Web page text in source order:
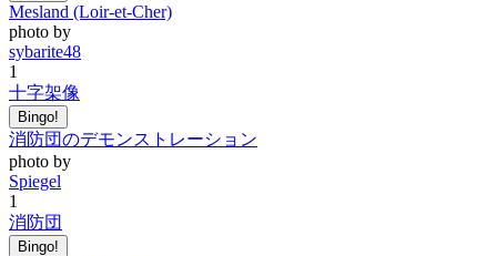
Mesland (Loir-et-Cher)
photo by
sybarite48
1
十字架像
Bingo!
消防団のデモンストレーション
photo by
Spiegel
1
消防団
Bingo!